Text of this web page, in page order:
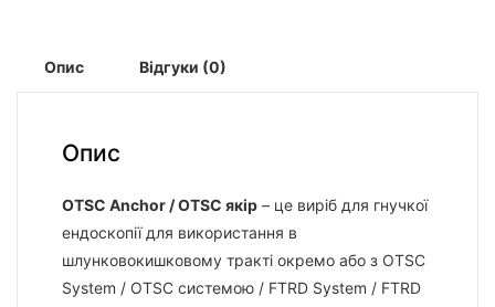
Опис Відгуки (0)
Опис
OTSC Anchor / OTSC якір – це виріб для гнучкої
ендоскопії для використання в
шлунковокишковому тракті окремо або з OTSC
System / OTSC системою / FTRD System / FTRD